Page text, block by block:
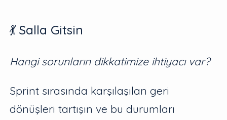
💃 Salla Gitsin
Hangi sorunların dikkatimize ihtiyacı var?
Sprint sırasında karşılaşılan geri
dönüşleri tartışın ve bu durumları